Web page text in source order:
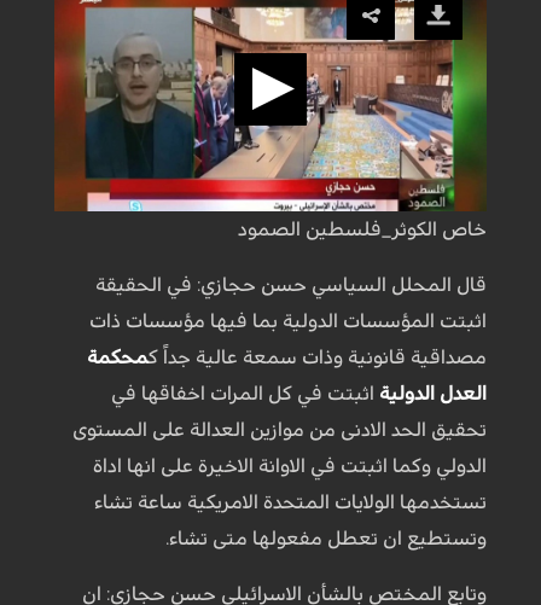
خاص الكوثر_فلسطين الصمود
قال المحلل السياسي حسن حجازي: في الحقيقة
اثبتت المؤسسات الدولية بما فيها مؤسسات ذات
مصداقية قانونية وذات سمعة عالية جداً كمحكمة
العدل الدولية اثبتت في كل المرات اخفاقها في
تحقيق الحد الادنى من موازين العدالة على المستوى
الدولي وكما اثبتت في الاوانة الاخيرة على انها اداة
تستخدمها الولايات المتحدة الامريكية ساعة تشاء
وتستطيع ان تعطل مفعولها متى تشاء.
وتابع المختص بالشأن الاسرائيلي حسن حجازي: ان